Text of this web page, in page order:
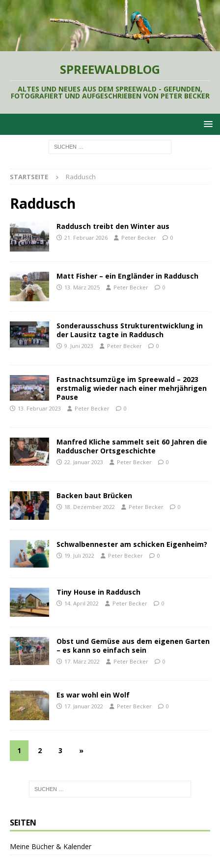
SPREEWALDBLOG
ALTES UND NEUES AUS DEM SPREEWALD - GEFUNDEN,
FOTOGRAFIERT UND AUFGESCHRIEBEN VON PETER BECKER
STARTSEITE Raddusch
Raddusch
Raddusch treibt den Winter aus
21. Februar 2026 Peter Becker 0
Matt Fisher – ein Engländer in Raddusch
13. März 2025 Peter Becker 0
Sonderausschuss Strukturentwicklung in
der Lausitz tagte in Raddusch
9. Juni 2023 Peter Becker 0
Fastnachtsumzüge im Spreewald – 2023
erstmalig wieder nach einer mehrjährigen
Pause
13. Februar 2023 Peter Becker 0
Manfred Kliche sammelt seit 60 Jahren die
Radduscher Ortsgeschichte
22. Januar 2023 Peter Becker 0
Backen baut Brücken
18. Dezember 2022 Peter Becker 0
Schwalbennester am schicken Eigenheim?
19. Juli 2022 Peter Becker 0
Tiny House in Raddusch
14. April 2022 Peter Becker 0
Obst und Gemüse aus dem eigenen Garten
– es kann so einfach sein
17. März 2022 Peter Becker 0
Es war wohl ein Wolf
17. Januar 2022 Peter Becker 0
1 2 3 »
SEITEN
Meine Bücher & Kalender